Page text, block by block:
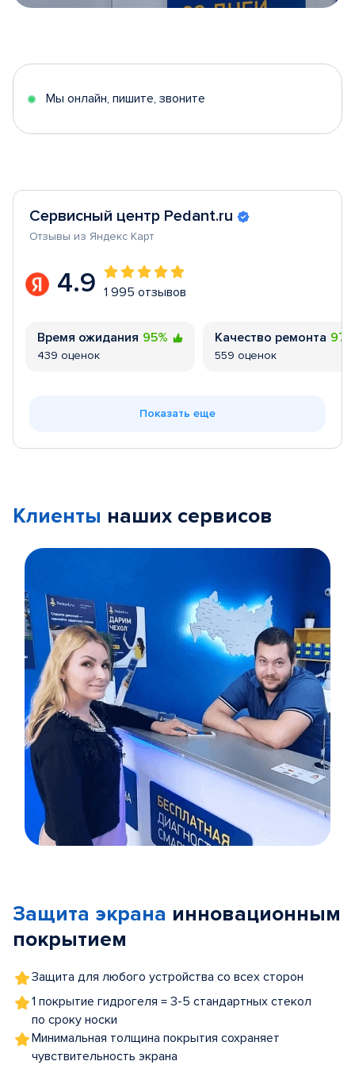
5
Мы онлайн, пишите, звоните
Сервисный центр Pedant.ru
Отзывы из Яндекс Карт
4.9 1 995 отзывов
Время ожидания 95%
439 оценок
Качество ремонта
559 оценок
Показать еще
Клиенты наших сервисов
5
Защита экрана инновационным
покрытием
Защита для любого устройства со всех сторон
1 покрытие гидрогеля = 3-5 стандартных стекол
по сроку носки
Минимальная толщина покрытия сохраняет
чувствительность экрана